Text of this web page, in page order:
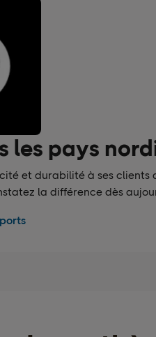
les pays
et durabilité à ses clients
la différence dès